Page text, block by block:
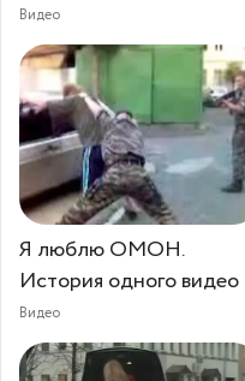
Видео
Я люблю ОМОН.
История одного видео
Видео